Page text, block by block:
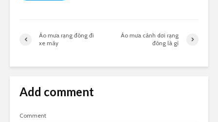
Áo mưa rạng đông đi
xe máy
Áo mưa cánh dơi rạng
đông là gì
Add comment
Comment